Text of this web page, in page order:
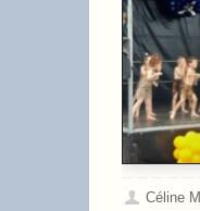
Céline